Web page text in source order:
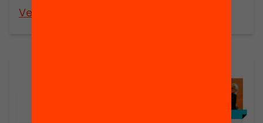
Veure’n més